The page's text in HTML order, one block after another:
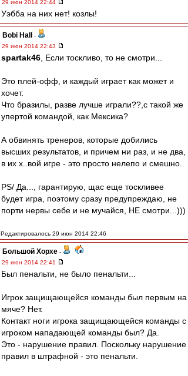
29 июн 2014 22:44
Уэбба на них нет! козлы!
Bobi Hall
-
29 июн 2014 22:43
spartak46 , Если тоскливо, то не смотри...
Это плей-офф, и каждый играет как может и
хочет.
Что бразилы, разве лучше играли??,с такой же
упертой командой, как Мексика?
А обвинять тренеров, которые добились
высших результатов, и причем ни раз, и не два,
в их х..вой игре - это просто нелепо и смешно.
РS/ Да..., гарантирую, щас еще тоскливее
будет игра, поэтому сразу предупреждаю, не
порти нервы себе и не мучайся, НЕ смотри...)))
Редактировалось 29 июн 2014 22:46
Большой Хорхе -
29 июн 2014 22:41
Был пенальти, не было пенальти...
Игрок защищающейся команды был первым на
мяче? Нет.
Контакт ноги игрока защищающейся команды с
игроком нападающей команды был? Да.
Это - нарушение правил. Поскольку нарушение
правил в штрафной - это пенальти.